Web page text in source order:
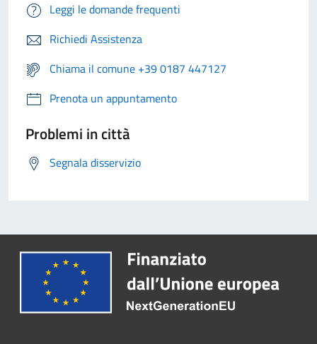
Leggi le domande frequenti
Richiedi Assistenza
Chiama il comune +39 0187 447127
Prenota un appuntamento
Problemi in città
Segnala disservizio